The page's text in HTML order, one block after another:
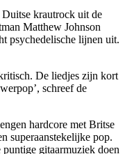
krautrock uit de
Matthew Johnson
psychedelische lijnen uit.
De liedjes zijn kort
schreef de
hardcore met Britse
superaanstekelijke pop.
gitaarmuziek doen